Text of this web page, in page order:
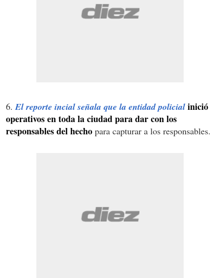
6.El reporte incial señala que la entidad policial inició
operativos en toda la ciudad para dar con los
responsables del hecho para capturar a los responsables.